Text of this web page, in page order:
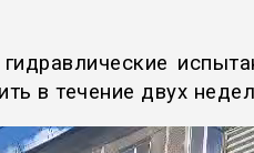
в течение двух